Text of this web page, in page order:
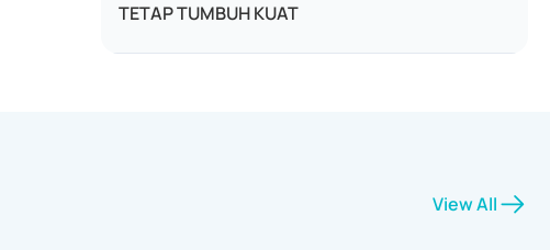
TETAP TUMBUH KUAT
View All